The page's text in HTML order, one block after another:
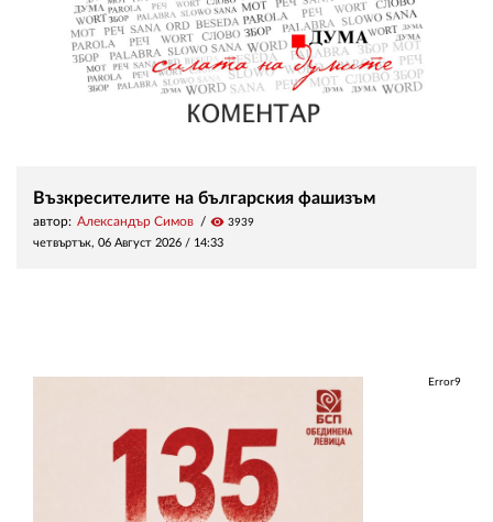
Възкресителите на българския фашизъм
автор: Александър Симов visibility 3939
четвъртък, 06 Август 2026 / 14:33
Error9